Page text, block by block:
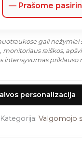
— Prašome
gali nežymiai
raiškos,
intensyvumas priklauso
personalizacija
Kategorija:Valgomojo